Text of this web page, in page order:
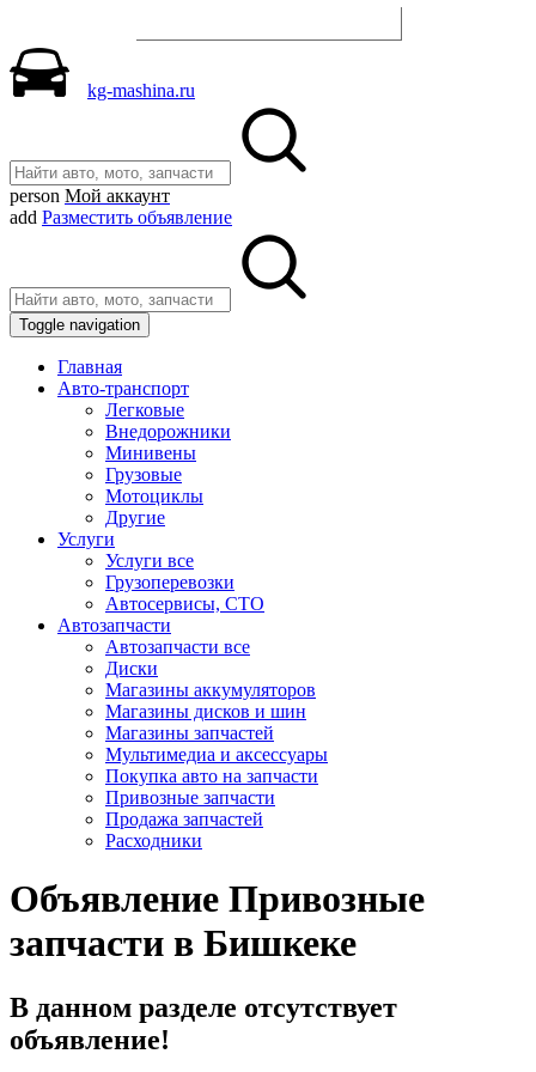
kg-mashina.ru
person Мой аккаунт
add Разместить объявление
Toggle navigation
Главная
Авто-транспорт
Легковые
Внедорожники
Минивены
Грузовые
Мотоциклы
Другие
Услуги
Услуги все
Грузоперевозки
Автосервисы, СТО
Автозапчасти
Автозапчасти все
Диски
Магазины аккумуляторов
Магазины дисков и шин
Магазины запчастей
Мультимедиа и аксессуары
Покупка авто на запчасти
Привозные запчасти
Продажа запчастей
Расходники
Объявление Привозные
запчасти в Бишкеке
В данном разделе отсутствует
объявление!